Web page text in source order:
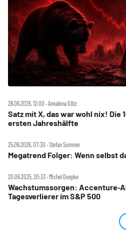
28.06.2026, 12:00 ‧ Annalena Götz
Satz mit X, das war wohl nix! Die
ersten Jahreshälfte
25.06.2026, 07:30 ‧ Stefan Sommer
Megatrend Folger: Wenn selbst
20.06.2025, 20:33 ‧ Michel Doepke
Wachstumssorgen:
Tagesverlierer im S&P 500